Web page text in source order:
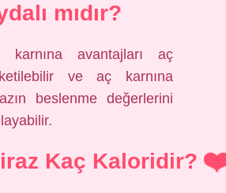
mıdır?
karnına avantajları aç
ve aç karnına
beslenme değerlerini
Kaç Kaloridir?